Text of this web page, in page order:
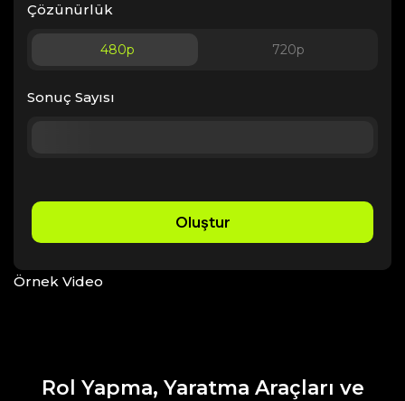
Çözünürlük
480p 720p
Sonuç Sayısı
Oluştur
Örnek Video
Rol Yapma, Yaratma Araçları ve